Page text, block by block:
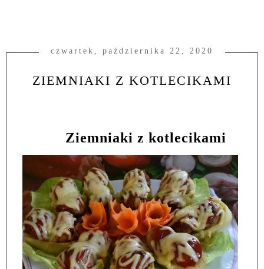
czwartek, października 22, 2020
ZIEMNIAKI Z KOTLECIKAMI
Ziemniaki z kotlecikami